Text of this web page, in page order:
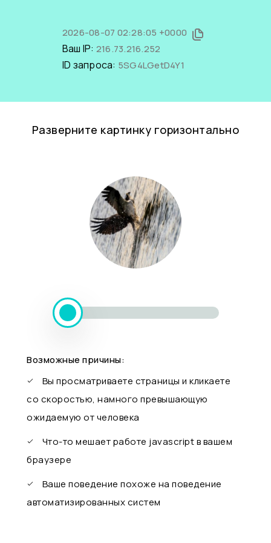
2026-08-07 02:28:05 +0000
Ваш IP: 216.73.216.252
ID запроса: 5SG4LGetD4Y1
Разверните картинку горизонтально
Возможные причины:
Вы просматриваете страницы и кликаете
со скоростью, намного превышающую
ожидаемую от человека
Что-то мешает работе javascript в вашем
браузере
Ваше поведение похоже на поведение
автоматизированных систем